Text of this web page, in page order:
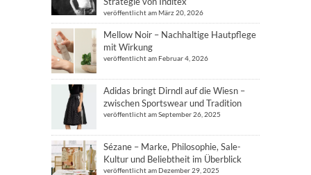
veröffentlicht am März 20, 2026
Mellow Noir – Nachhaltige Hautpflege
mit Wirkung
veröffentlicht am Februar 4, 2026
Adidas bringt Dirndl auf die Wiesn –
zwischen Sportswear und Tradition
veröffentlicht am September 26, 2025
Sézane – Marke, Philosophie, Sale-
Kultur und Beliebtheit im Überblick
veröffentlicht am Dezember 29, 2025